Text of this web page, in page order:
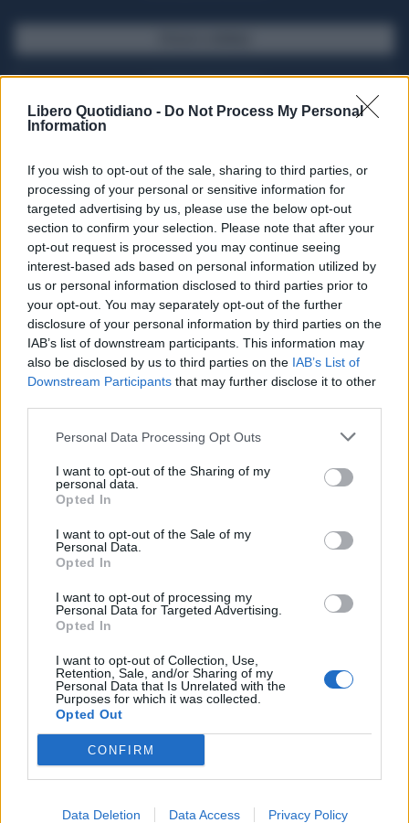
Libero Quotidiano - Do Not Process My Personal
Information
If you wish to opt-out of the sale, sharing to third parties, or
processing of your personal or sensitive information for
targeted advertising by us, please use the below opt-out
section to confirm your selection. Please note that after your
opt-out request is processed you may continue seeing
interest-based ads based on personal information utilized by
us or personal information disclosed to third parties prior to
your opt-out. You may separately opt-out of the further
disclosure of your personal information by third parties on the
IAB’s list of downstream participants. This information may
also be disclosed by us to third parties on the IAB’s List of
Downstream Participants that may further disclose it to other
Personal Data Processing Opt Outs
I want to opt-out of the Sharing of my
personal data.
Opted In
I want to opt-out of the Sale of my
Personal Data.
Opted In
I want to opt-out of processing my
Personal Data for Targeted Advertising.
Opted In
I want to opt-out of Collection, Use,
Retention, Sale, and/or Sharing of my
Personal Data that Is Unrelated with the
Purposes for which it was collected.
Opted Out
CONFIRM
Data Deletion Data Access Privacy Policy
Seguici su Google Discover
Segui Libero Quotidiano su Google Discover
Scegli Libero Quotidiano come fonte preferita
SPETTACOLI
SCIENZA E TECH
Libero ShoppingContattiPubblicitàCookie policy
Condizioni generali
Editoriale Libero S.r.l. - Sede Legale: Via dell’Aprica 18, 20158 Milano -
Registro Imprese di Milano Monza Brianza Lodi: C.F. e P.IVA 06823221004 -
Tutti i diritti riservati - ISSN (sito web): 2531-6370